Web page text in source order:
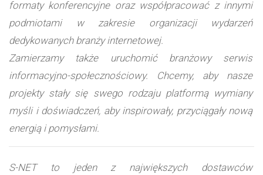
formaty konferencyjne oraz współpracować z innymi
podmiotami w zakresie organizacji wydarzeń
dedykowanych branży internetowej.
Zamierzamy także uruchomić branżowy serwis
informacyjno-społecznościowy. Chcemy, aby nasze
projekty stały się swego rodzaju platformą wymiany
myśli i doświadczeń, aby inspirowały, przyciągały nową
energią i pomysłami.
S-NET to jeden z największych dostawców